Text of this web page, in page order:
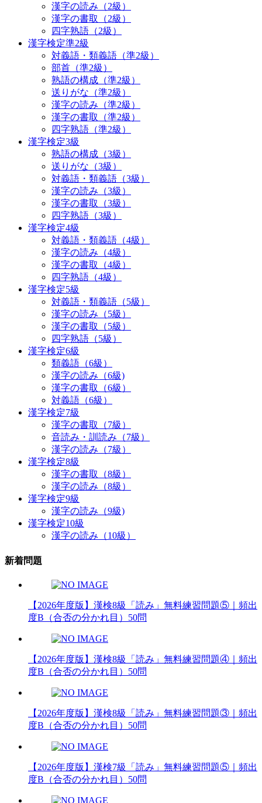
漢字の読み（2級）
漢字の書取（2級）
四字熟語（2級）
漢字検定準2級
対義語・類義語（準2級）
部首（準2級）
熟語の構成（準2級）
送りがな（準2級）
漢字の読み（準2級）
漢字の書取（準2級）
四字熟語（準2級）
漢字検定3級
熟語の構成（3級）
送りがな（3級）
対義語・類義語（3級）
漢字の読み（3級）
漢字の書取（3級）
四字熟語（3級）
漢字検定4級
対義語・類義語（4級）
漢字の読み（4級）
漢字の書取（4級）
四字熟語（4級）
漢字検定5級
対義語・類義語（5級）
漢字の読み（5級）
漢字の書取（5級）
四字熟語（5級）
漢字検定6級
類義語（6級）
漢字の読み（6級)
漢字の書取（6級）
対義語（6級）
漢字検定7級
漢字の書取（7級）
音読み・訓読み（7級）
漢字の読み（7級）
漢字検定8級
漢字の書取（8級）
漢字の読み（8級）
漢字検定9級
漢字の読み（9級)
漢字検定10級
漢字の読み（10級）
新着問題
【2026年度版】漢検8級「読み」無料練習問題⑤｜頻出
度B（合否の分かれ目）50問
【2026年度版】漢検8級「読み」無料練習問題④｜頻出
度B（合否の分かれ目）50問
【2026年度版】漢検8級「読み」無料練習問題③｜頻出
度B（合否の分かれ目）50問
【2026年度版】漢検7級「読み」無料練習問題⑤｜頻出
度B（合否の分かれ目）50問